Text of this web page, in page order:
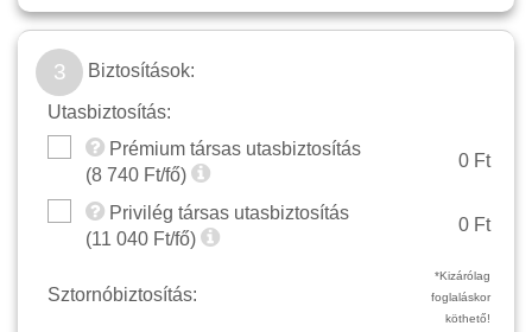
3 Biztosítások:
Utasbiztosítás:
Prémium társas utasbiztosítás
(8 740 Ft/fő)
0 Ft
Privilég társas utasbiztosítás
(11 040 Ft/fő)
0 Ft
Sztornóbiztosítás:
*Kizárólag
foglaláskor
köthető!